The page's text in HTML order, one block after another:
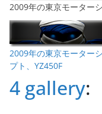
2009年の東京モーター
2009年の東京モーター
プト、YZ450F
4 gallery: